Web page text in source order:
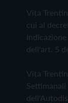
Vita
cui al
dell'art. 5
Vita